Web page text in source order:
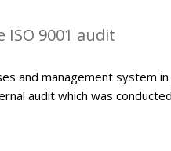
ISO 9001 audit
and management system
audit which was